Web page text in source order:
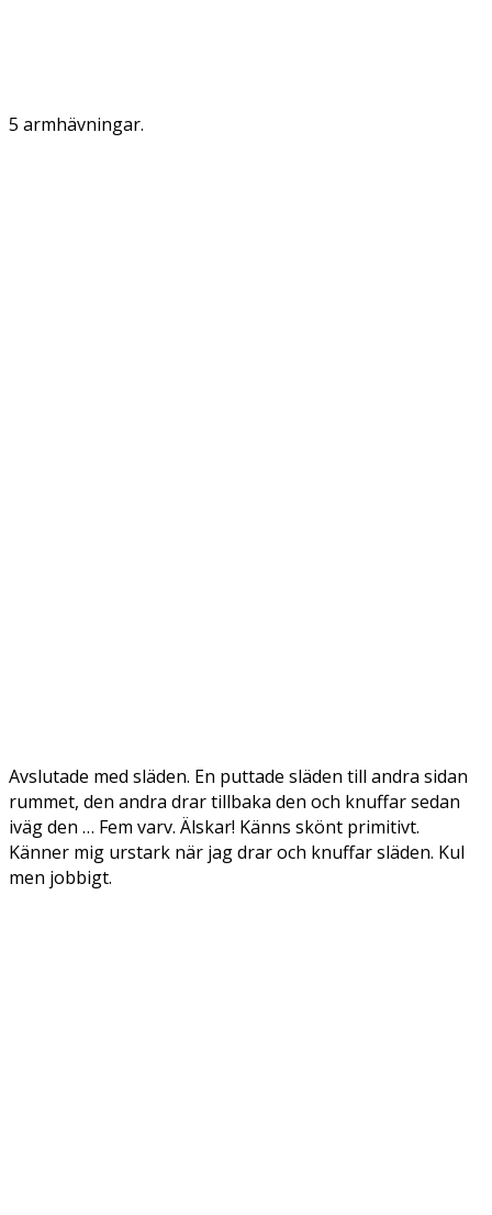
5 armhävningar.
Avslutade med släden. En puttade släden till andra sidan
rummet, den andra drar tillbaka den och knuffar sedan
iväg den … Fem varv. Älskar! Känns skönt primitivt.
Känner mig urstark när jag drar och knuffar släden. Kul
men jobbigt.